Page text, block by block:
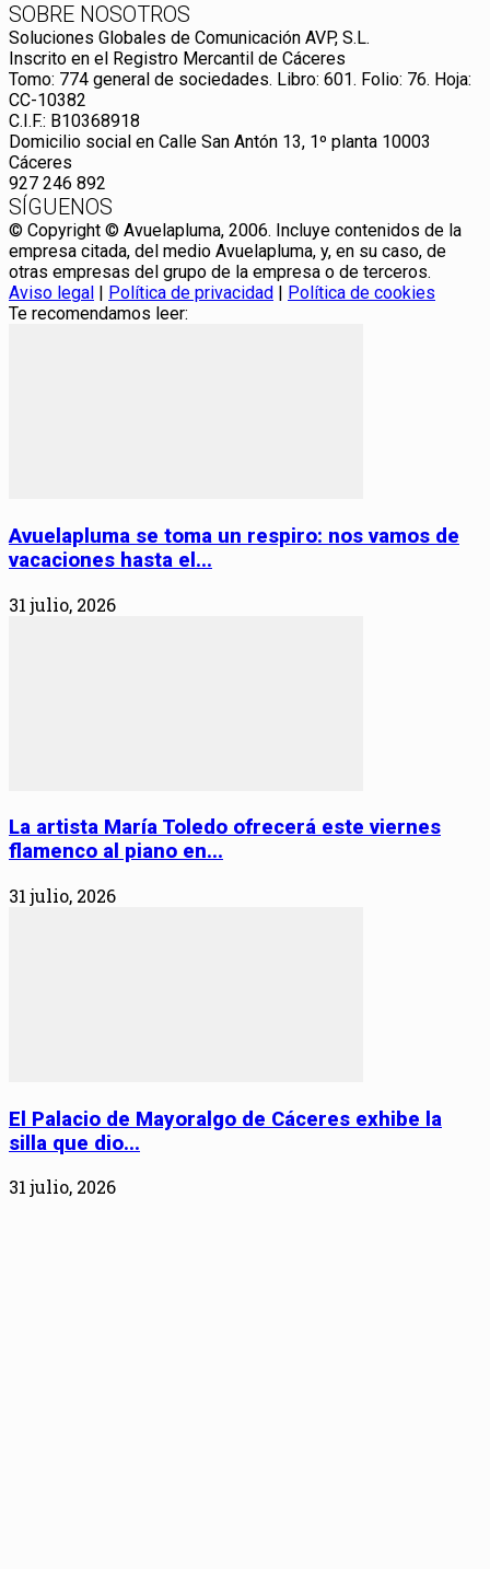
SOBRE NOSOTROS
Soluciones Globales de Comunicación AVP, S.L.
Inscrito en el Registro Mercantil de Cáceres
Tomo: 774 general de sociedades. Libro: 601. Folio: 76. Hoja:
CC-10382
C.I.F.: B10368918
Domicilio social en Calle San Antón 13, 1º planta 10003
Cáceres
927 246 892
SÍGUENOS
© Copyright © Avuelapluma, 2006. Incluye contenidos de la
empresa citada, del medio Avuelapluma, y, en su caso, de
otras empresas del grupo de la empresa o de terceros.
Aviso legal | Política de privacidad | Política de cookies
Te recomendamos leer:
Avuelapluma se toma un respiro: nos vamos de
vacaciones hasta el...
31 julio, 2026
La artista María Toledo ofrecerá este viernes
flamenco al piano en...
31 julio, 2026
El Palacio de Mayoralgo de Cáceres exhibe la
silla que dio...
31 julio, 2026